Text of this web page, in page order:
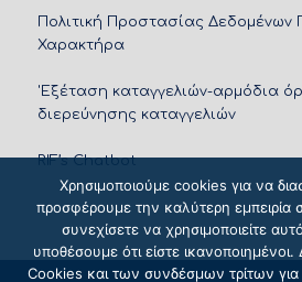
Πολιτική Προστασίας Δεδομένων
Χαρακτήρα
'Εξέταση καταγγελιών-αρμόδια
διερεύνησης καταγγελιών
RIF’s Chatbot
Χρησιμοποιούμε cookies για να
προσφέρουμε την καλύτερη εμπειρία
συνεχίσετε να χρησιμοποιείτε
υποθέσουμε ότι είστε
Cookies και των συνδέσμων τρίτων για